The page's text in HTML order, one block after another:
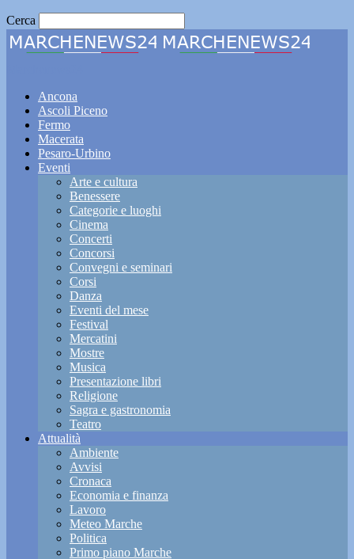
Cerca
Ancona
Ascoli Piceno
Fermo
Macerata
Pesaro-Urbino
Eventi
Arte e cultura
Benessere
Categorie e luoghi
Cinema
Concerti
Concorsi
Convegni e seminari
Corsi
Danza
Eventi del mese
Festival
Mercatini
Mostre
Musica
Presentazione libri
Religione
Sagra e gastronomia
Teatro
Attualità
Ambiente
Avvisi
Cronaca
Economia e finanza
Lavoro
Meteo Marche
Politica
Primo piano Marche